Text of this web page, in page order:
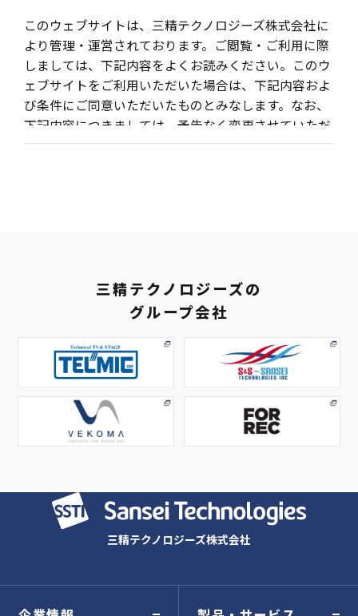
このウェブサイトは、三精テクノロジーズ株式会社に
より管理・運営されております。ご閲覧・ご利用に際
しましては、下記内容をよくお読みください。このウ
ェブサイトをご利用いただいた場合は、下記内容およ
び条件にご同意いただいたものとみなします。なお、
下記内容につきましては、予告なく変更させていただ
く場合がございますので、あらかじめご了承くださ
の危険に対しては、適切かつ合理的なレベルの安全対
策を実施し、個人情報の保護に努めております。当社
がない限り、ご本人の事前の同意なしに個人情報を第
三者に開示・提供をいたしません。
利用目的の達成に必要な範囲内において、個人情報の
取り扱いの全部または一部を外部に委託する場合があ
がないように適切な監督を行います。
三精テクノロジーズの
グループ会社
三精テクノロジーズ株式会社